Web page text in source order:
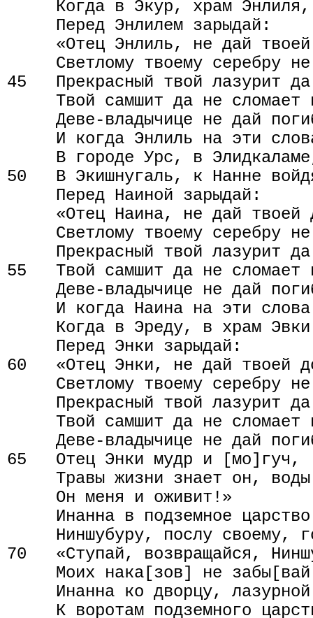
Когда в Экур, храм
     Перед Энлилем зарыдай:
«Отец Энлиль, не дай
Светлому твоему серебру
45   Прекрасный твой лазурит
Твой самшит да не сломает
Деве-владычице не дай
И когда Энлиль на эти
В городе Урс, в
50   В Экишнугаль, к Нанне
     Перед Наиной зарыдай:
«Отец Наина, не дай твоей
Светлому твоему серебру
Прекрасный твой лазурит
55   Твой самшит да не сломает
Деве-владычице не дай
И когда Наина на эти
Когда в Эреду, в храм
     Перед Энки зарыдай:
60   «Отец Энки, не дай твоей
Светлому твоему серебру
Прекрасный твой лазурит
Твой самшит да не сломает
Деве-владычице не дай
65   Отец Энки мудр и [мо]гуч,
Травы жизни знает он,
     Он меня и оживит!»
Инанна в подземное
Ниншубуру, послу своему,
70   «Ступай, возвращайся,
Моих нака[зов] не
Инанна ко дворцу,
К воротам подземного